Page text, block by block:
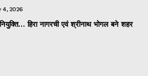
4, 2026
हिरा नागरची एवं श्रीनाथ भोगल बने शहर